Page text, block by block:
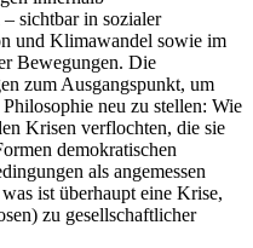
sichtbar in sozialer
und Klimawandel sowie im
Bewegungen. Die
zum Ausgangspunkt, um
neu zu stellen: Wie
Krisen verflochten, die sie
demokratischen
als angemessen
ist überhaupt eine Krise,
zu gesellschaftlicher